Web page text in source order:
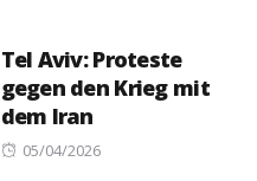
Tel Aviv: Proteste
gegen den Krieg mit
dem Iran
Posted
05/04/2026